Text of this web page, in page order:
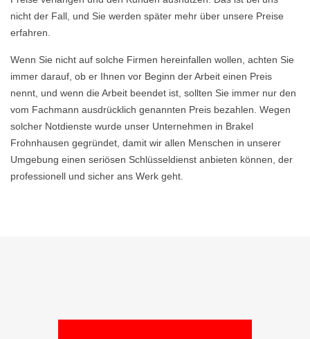
nicht der Fall, und Sie werden später mehr über unsere Preise
erfahren.
Wenn Sie nicht auf solche Firmen hereinfallen wollen, achten Sie
immer darauf, ob er Ihnen vor Beginn der Arbeit einen Preis
nennt, und wenn die Arbeit beendet ist, sollten Sie immer nur den
vom Fachmann ausdrücklich genannten Preis bezahlen. Wegen
solcher Notdienste wurde unser Unternehmen in Brakel
Frohnhausen gegründet, damit wir allen Menschen in unserer
Umgebung einen seriösen Schlüsseldienst anbieten können, der
professionell und sicher ans Werk geht.